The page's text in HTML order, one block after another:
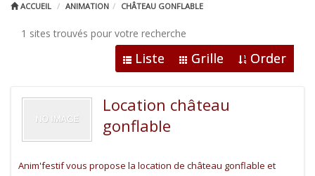
ACCUEIL ANIMATION CHÂTEAU GONFLABLE
1 sites trouvés pour votre recherche
Liste Grille Order
Location château
gonflable
Anim'festif vous propose la location de château gonflable et